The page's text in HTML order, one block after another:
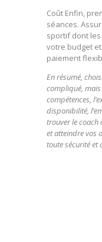
Coût Enfin,
séances.
sportif dont
votre budget
paiement
En résumé,
compliqué,
compétences,
disponibilité,
trouver le coach
et atteindre vos
toute sécurité et